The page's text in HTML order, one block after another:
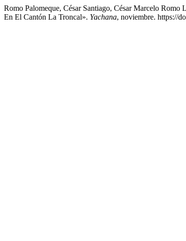
Romo Palomeque, César Santiago, César Marcelo
En El Cantón La Troncal». Yachana, noviembre. https://